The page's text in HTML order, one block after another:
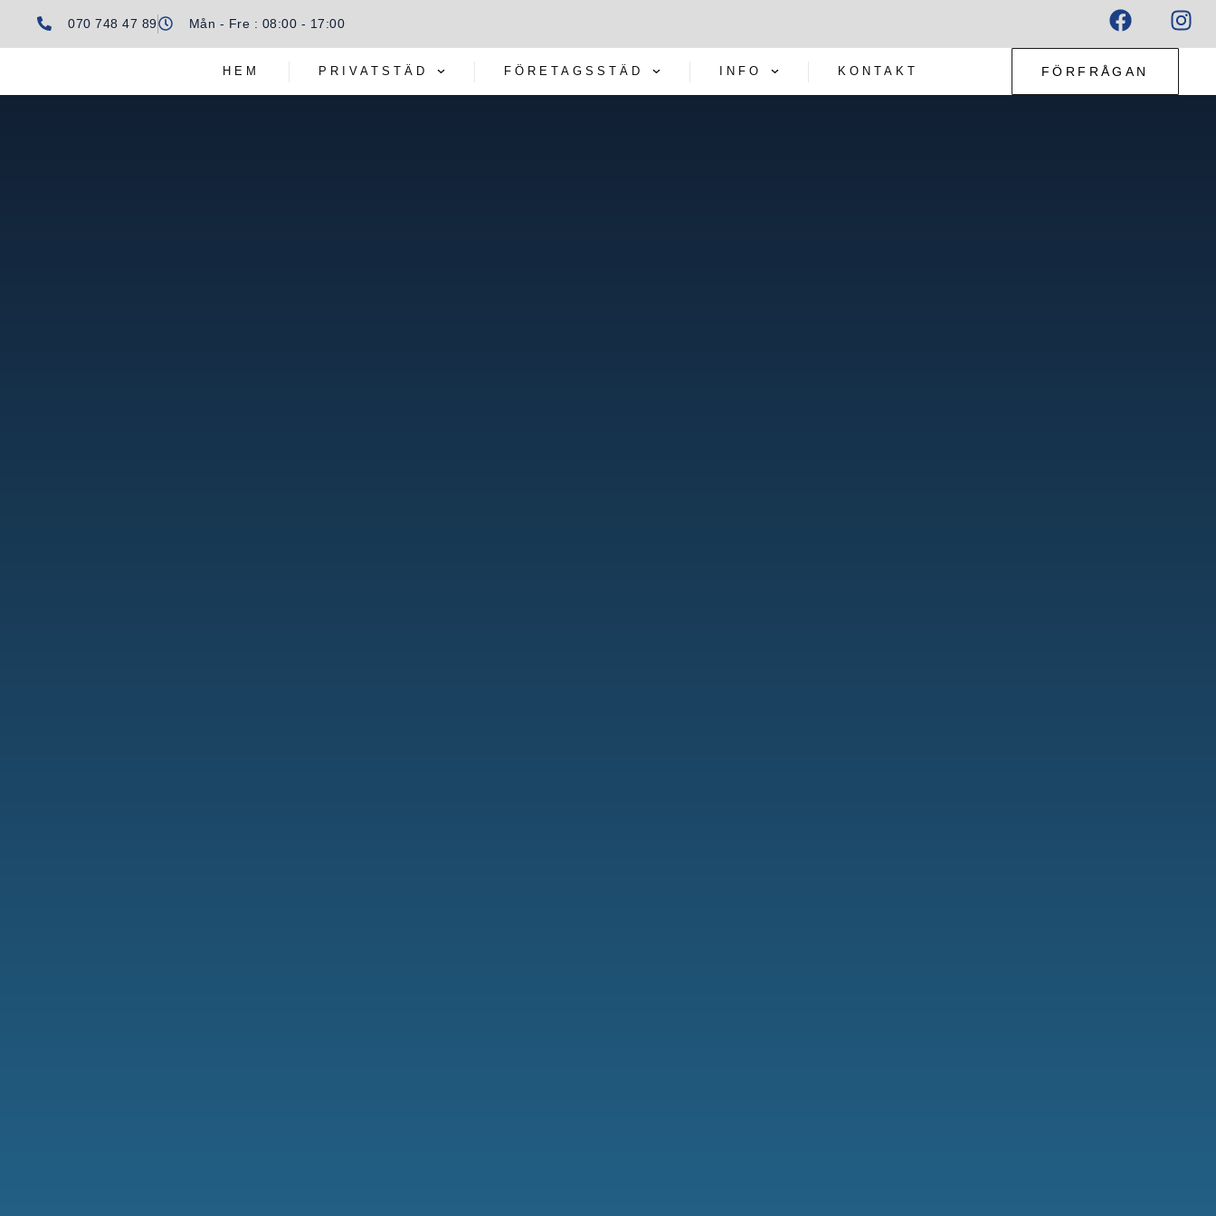
070 748 47 89 Mån - Fre : 08:00 - 17:00
HEM PRIVATSTÄD FÖRETAGSSTÄD INFO KONTAKT FÖRFRÅGAN